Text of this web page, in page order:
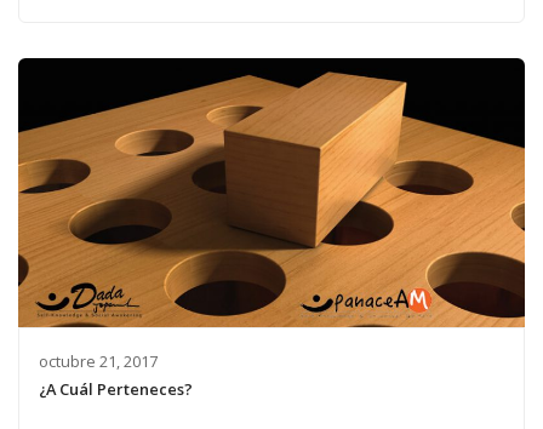
octubre 21, 2017
¿A Cuál Perteneces?